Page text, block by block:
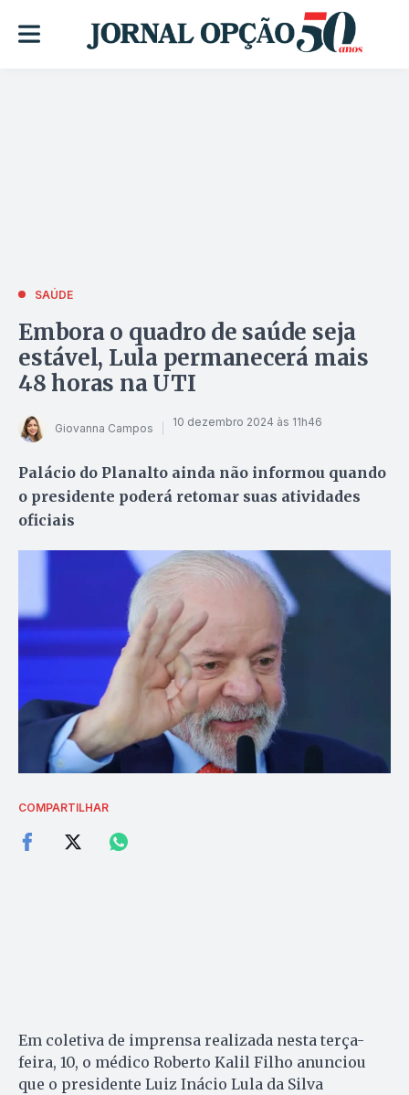
SAÚDE
Embora o quadro de saúde seja
estável, Lula permanecerá mais
48 horas na UTI
Giovanna Campos 10 dezembro 2024 às 11h46
Palácio do Planalto ainda não informou quando
o presidente poderá retomar suas atividades
oficiais
COMPARTILHAR
Em coletiva de imprensa realizada nesta terça-
feira, 10, o médico Roberto Kalil Filho anunciou
que o presidente Luiz Inácio Lula da Silva